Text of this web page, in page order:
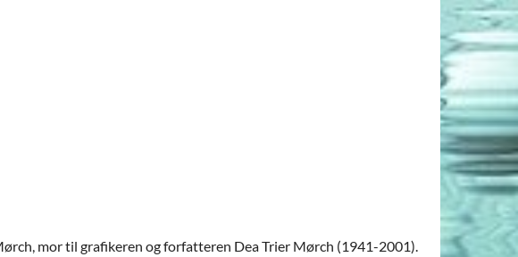
mor til grafikeren og forfatteren Dea Trier Mørch (1941-2001).